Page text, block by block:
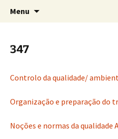
Menu
347
Controlo da qualidade/
Organização e preparação do
Noções e normas da qualidade